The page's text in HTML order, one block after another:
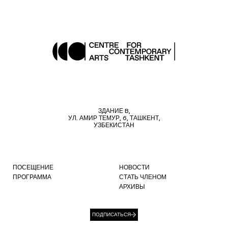
ЗДАНИЕ B,
УЛ. АМИР ТЕМУР, 6, ТАШКЕНТ,
УЗБЕКИСТАН
ПОСЕЩЕНИЕ
ПРОГРАММА
НОВОСТИ
СТАТЬ ЧЛЕНОМ
АРХИВЫ
ПОДПИСАТЬСЯ